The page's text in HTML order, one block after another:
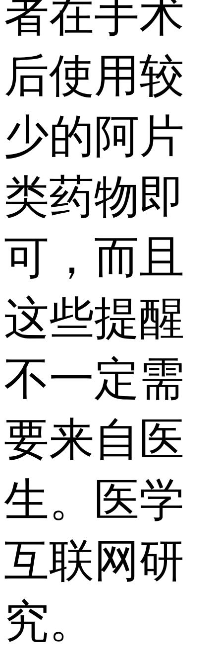
者在手术
后使用较
少的阿片
类药物即
可，而且
这些提醒
不一定需
要来自医
生。医学
互联网研
究。